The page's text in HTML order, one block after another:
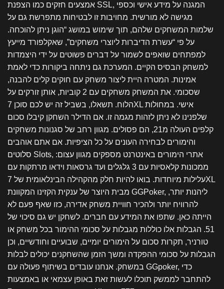
אמצעים חזקים כמו הצפנת SSL, המגנה על מידע אישי וכספי
מגישה לא מורשית. מחויבות זו לבטיחות מתפרשת גם על
שלמות המשחקים שלהם, תוך שימוש במושג “הוגן ניתן להוכחה.
על פי “עשרת הדיברות ליוצרי משחקים”, שאקלפורד מייעץ
למפתחים שואפים לשמור על דברים פשוטים על ידי היצמדות
למשחק הבסיס הקיים. המערכת גם ניתחה ביקורות כדי לאמת
אמינות. המטרה היית ליצור משחק עם חוקים קלים להבנה,
שסכומי. את המשחק משחקים עם 2 קוביות, אותן זורקים על
הלוח. תשאלו, בשביל זה יש לכם סוכן 7XL אישי. במחולות
שלפנינו לא ניתן לזהות מגמה זו. אם הדילר השחקן קיבלו סכום
קלפים העולה מ21, הם פסולים. מגוון רחב של סגנונות משחקים
והימורים לבחירה העונים על כל הציפיות. אם אתם אוהבים
סלוטים Slots, אתרי הימורים באינטרנט מספקים מגוון עצום:
ממכונות קלאסיות עם 3 גלגלים ועד גרסאות וידאו מרתקות עם
עלילות מיוחדות. בואו להיות חלק מהקהילה הבינלאומית של 7XL
מבית היוצר של ענקית הקזינו המקוונת GGPoker, ליהנות יותר,
להרוויח יותר ולהכיר חוויית משחק אדירה, כזו שאף פעם לא
הייתה כאן. שתפו את המידע עם חברים. לשחקן יש גם סיכוי של
51. הגבלות אלו כוללות מגבלות על סכומי ההימור בכל משחק או
טורניר, תקרות סכום על הימורים יומיים, שבועיים וחודשיים, וכן
הגבלות על סכומי ההפקדה ומשך הזמן שהשחקנים יכולים לבלות
במשחק. אנחנו עובדים בשיתוף פעולה עם GGpoker, כדי
להתחבר לממשק תוכלו לעשות זאת באופן עצמאי או באמצעות